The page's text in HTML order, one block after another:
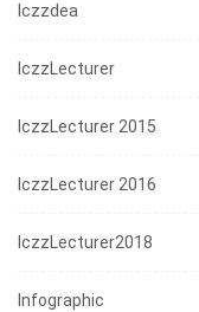
Iczzdea
IczzLecturer
IczzLecturer 2015
IczzLecturer 2016
IczzLecturer2018
Infographic